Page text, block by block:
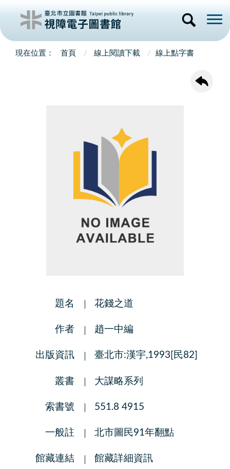
首頁 線上閱讀下載 線上點字書
題名 花錢之道
作者 趙一中編
出版資訊 臺北市:漢宇,1993[民82]
叢書 大謀略系列
索書號 551.8 4915
一般註 北市圖民91年翻點
館藏連結 館藏詳細資訊